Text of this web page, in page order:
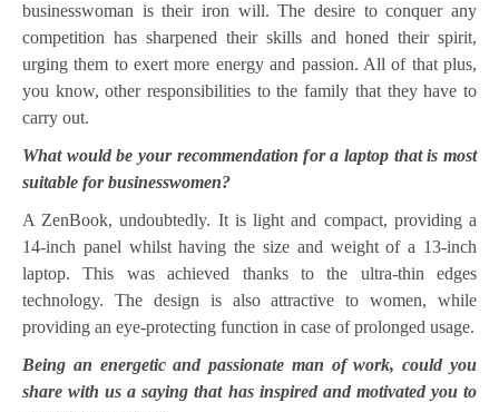
businesswoman is their iron will. The desire to conquer any
competition has sharpened their skills and honed their spirit,
urging them to exert more energy and passion. All of that plus,
you know, other responsibilities to the family that they have to
carry out.
What would be your recommendation for a laptop that is most
suitable for businesswomen?
A ZenBook, undoubtedly. It is light and compact, providing a
14-inch panel whilst having the size and weight of a 13-inch
laptop. This was achieved thanks to the ultra-thin edges
technology. The design is also attractive to women, while
providing an eye-protecting function in case of prolonged usage.
Being an energetic and passionate man of work, could you
share with us a saying that has inspired and motivated you to